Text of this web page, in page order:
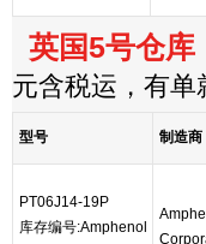
英国5号仓库
元含税运，有
型号 制造商
PT06J14-19P
库存编号:Amphenol